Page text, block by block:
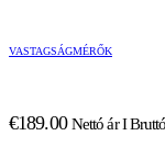
VASTAGSÁGMÉRŐK
€189.00 Nettó ár I